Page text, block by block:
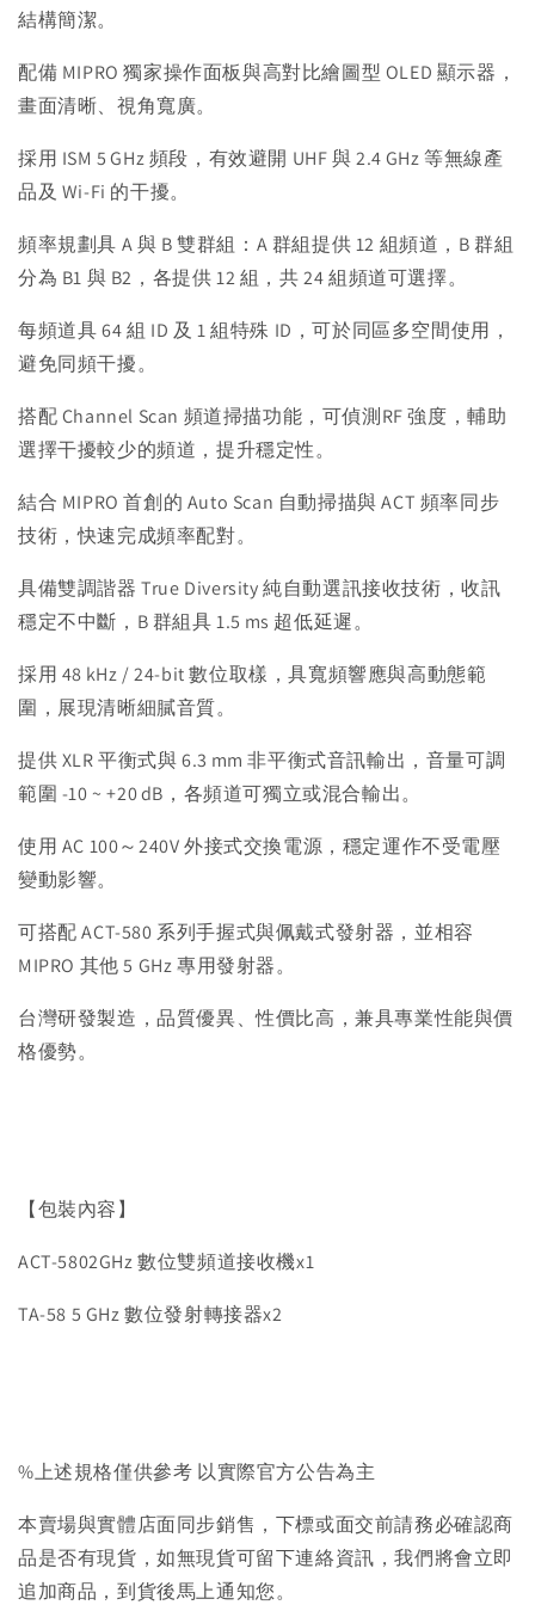
結構簡潔。
配備 MIPRO 獨家操作面板與高對比繪圖型 OLED 顯示器，
畫面清晰、視角寬廣。
採用 ISM 5 GHz 頻段，有效避開 UHF 與 2.4 GHz 等無線產
品及 Wi-Fi 的干擾。
頻率規劃具 A 與 B 雙群組：A 群組提供 12 組頻道，B 群組
分為 B1 與 B2，各提供 12 組，共 24 組頻道可選擇。
每頻道具 64 組 ID 及 1 組特殊 ID，可於同區多空間使用，
避免同頻干擾。
搭配 Channel Scan 頻道掃描功能，可偵測RF 強度，輔助
選擇干擾較少的頻道，提升穩定性。
結合 MIPRO 首創的 Auto Scan 自動掃描與 ACT 頻率同步
技術，快速完成頻率配對。
具備雙調諧器 True Diversity 純自動選訊接收技術，收訊
穩定不中斷，B 群組具 1.5 ms 超低延遲。
採用 48 kHz / 24-bit 數位取樣，具寬頻響應與高動態範
圍，展現清晰細膩音質。
提供 XLR 平衡式與 6.3 mm 非平衡式音訊輸出，音量可調
範圍 -10 ~ +20 dB，各頻道可獨立或混合輸出。
使用 AC 100～240V 外接式交換電源，穩定運作不受電壓
變動影響。
可搭配 ACT-580 系列手握式與佩戴式發射器，並相容
MIPRO 其他 5 GHz 專用發射器。
台灣研發製造，品質優異、性價比高，兼具專業性能與價
格優勢。
【包裝內容】
ACT-5802GHz 數位雙頻道接收機x1
TA-58 5 GHz 數位發射轉接器x2
%上述規格僅供參考 以實際官方公告為主
本賣場與實體店面同步銷售，下標或面交前請務必確認商
品是否有現貨，如無現貨可留下連絡資訊，我們將會立即
追加商品，到貨後馬上通知您。